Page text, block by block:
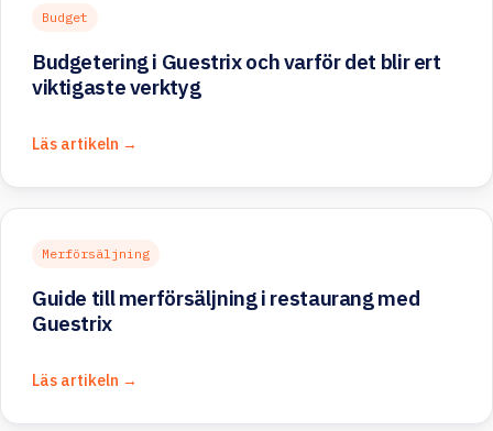
Budget
Budgetering i Guestrix och varför det blir ert
viktigaste verktyg
Läs artikeln →
Merförsäljning
Guide till merförsäljning i restaurang med
Guestrix
Läs artikeln →